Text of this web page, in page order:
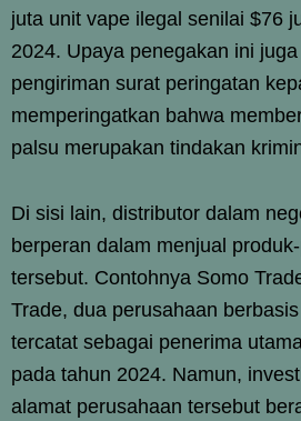
juta unit vape ilegal senilai $76
2024. Upaya penegakan ini
pengiriman surat peringatan
memperingatkan bahwa
palsu merupakan tindakan
Di sisi lain, distributor dalam
berperan dalam menjual
tersebut. Contohnya Somo
Trade, dua perusahaan
tercatat sebagai penerima
pada tahun 2024. Namun,
alamat perusahaan tersebut